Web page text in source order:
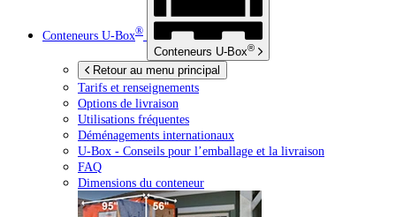
Conteneurs U-Box®
Conteneurs U-Box®
Retour au menu principal
Tarifs et renseignements
Options de livraison
Utilisations fréquentes
Déménagements internationaux
U-Box - Conseils pour l’emballage et la livraison
FAQ
Dimensions du conteneur